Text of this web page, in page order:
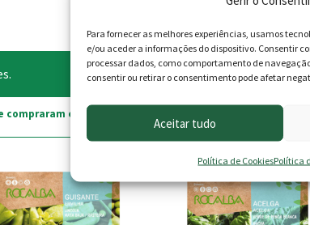
Para fornecer as melhores experiências, usamos
e/ou aceder a informações do dispositivo. Consentir
processar dados, como comportamento de
consentir ou retirar o consentimento pode afetar
Aceitar tudo
Política de CookiesPolítica
este produto podem deixar opinião.